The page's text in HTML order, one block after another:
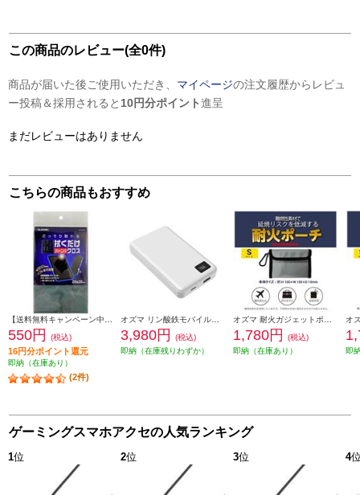
この商品のレビュー(全0件)
商品が届いた後ご使用いただき、 マイページの注文履歴からレビュ
ー投稿＆採用されると 10円分ポイント進呈
まだレビューはありません
こちらの商品もおすすめ
550円 (税込)
16円分ポイント還元
即納（在庫あり）
(2件)
3,980円
(税込)
即納（在庫残りわずか）
1,780円
(税込)
即納（在庫あり）
即
ゲーミングスマホアクセの人気ランキング
1位 2位 3位 4